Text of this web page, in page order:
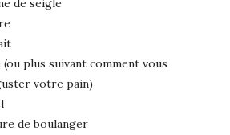
de seigle
(ou plus suivant comment vous
votre pain)
de boulanger